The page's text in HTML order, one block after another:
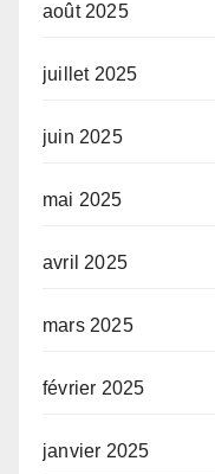
août 2025
juillet 2025
juin 2025
mai 2025
avril 2025
mars 2025
février 2025
janvier 2025